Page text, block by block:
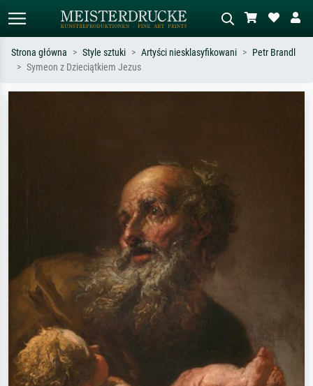
Strona główna Style sztuki Artyści niesklasyfikowani
Petr Brandl
Symeon z Dzieciątkiem Jezus